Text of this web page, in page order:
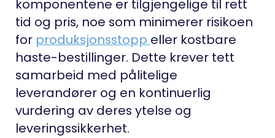
komponentene er tilgjengelige til rett
tid og pris, noe som minimerer risikoen
for produksjonsstopp eller kostbare
haste-bestillinger. Dette krever tett
samarbeid med pålitelige
leverandører og en kontinuerlig
vurdering av deres ytelse og
leveringssikkerhet.